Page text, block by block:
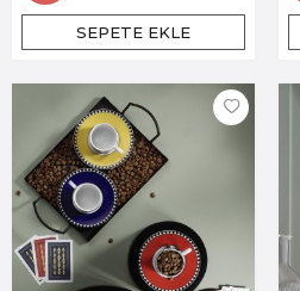
SEPETE EKLE